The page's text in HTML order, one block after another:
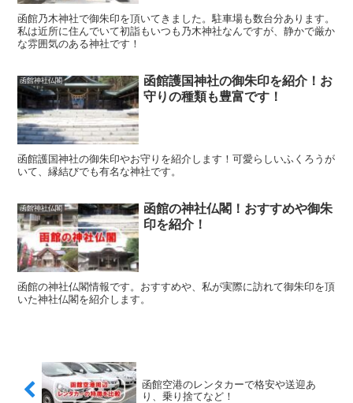
函館乃木神社で御朱印を頂いてきました。駐車場も数台分あります。
私は近所に住んでいて初詣もいつも乃木神社なんですが、静かで厳か
な雰囲気のある神社です！
函館神社仏閣
函館護国神社の御朱印を紹介！お
守りの種類も豊富です！
函館護国神社の御朱印やお守りを紹介します！可愛らしいふくろうが
いて、縁結びでも有名な神社です。
函館神社仏閣
函館の神社仏閣！おすすめや御朱
印を紹介！
函館の神社仏閣情報です。おすすめや、私が実際に訪れて御朱印を頂
いた神社仏閣を紹介します。
函館空港のレンタカーで格安や送迎あ
り、乗り捨てなど！